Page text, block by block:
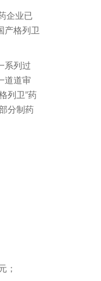
企业已
产格列卫
系列过
道道审
列卫”药
分制药
；